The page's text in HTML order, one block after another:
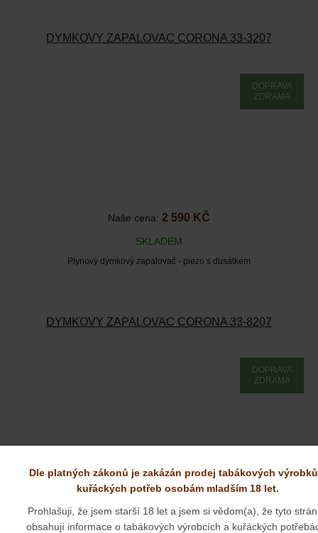
DÝMKOVÝ ZAPALOVAČ CORONA 33-3207
DOPRAVA
ZDRAMA
Naše cena: 2 590 KČ
SKLADEM
Plynový dýmkový zapalovač - piezo s dusátkem
DÝMKOVÝ ZAPALOVAČ CORONA 33-8207
DOPRAVA
ZDRAMA
SKLADEM
Dle platných zákonů je zakázán prodej tabákových
kuřáckých potřeb osobám mladším 18 let.
Prohlašuji, že jsem starší 18 let a jsem si vědom(a), že tyto
obsahují informace o tabákových výrobcích a kuřáckých